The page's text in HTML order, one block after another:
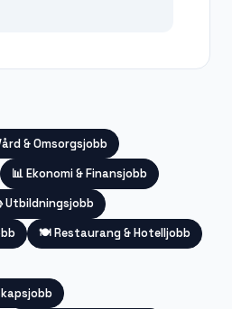
& Omsorgsjobb
📊Ekonomi & Finansjobb
Utbildningsjobb
🍽️Restaurang & Hotelljobb